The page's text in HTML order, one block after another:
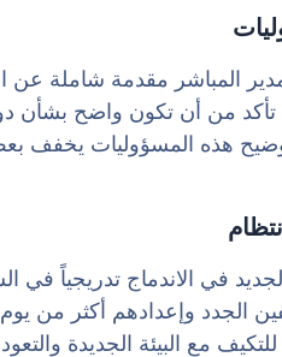
المباشر مقدمة شاملة
تأكد من أن تكون واضح بشأن
هذه المسؤوليات
في الاندماج تدريجياً
الجدد وإعدادهم أكثر من
مع البيئة الجديدة